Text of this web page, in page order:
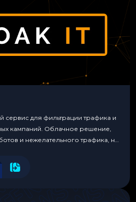
сервис для фильтрации трафика и
кампаний. Облачное решение,
и нежелательного трафика, не